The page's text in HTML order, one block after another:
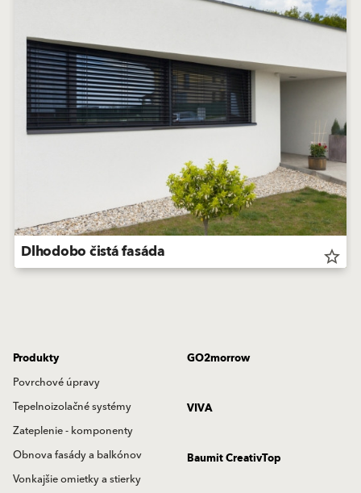
Dlhodobo čistá fasáda star_border
Produkty
Povrchové úpravy
Tepelnoizolačné systémy
Zateplenie - komponenty
Obnova fasády a balkónov
Vonkajšie omietky a stierky
GO2morrow
VIVA
Baumit CreativTop